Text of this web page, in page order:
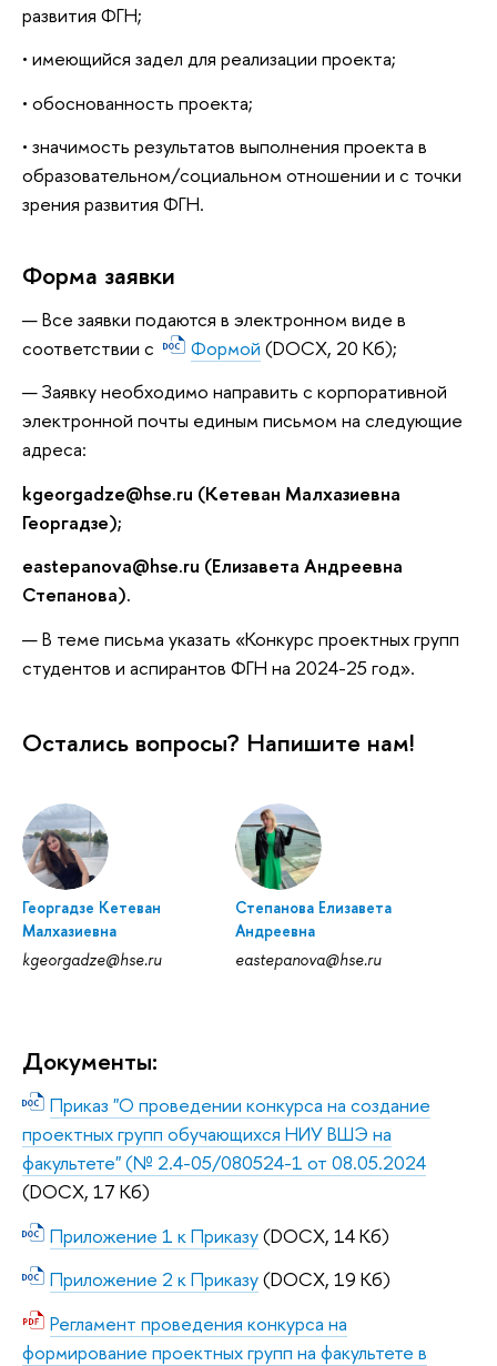
развития ФГН;
• имеющийся задел для реализации проекта;
• обоснованность проекта;
• значимость результатов выполнения проекта в
образовательном/социальном отношении и с точки
зрения развития ФГН.
Форма заявки
Все заявки подаются в электронном виде в
соответствии с
Формой (DOCX, 20 Кб);
Заявку необходимо направить с корпоративной
электронной почты единым письмом на следующие
адреса:
kgeorgadze@hse.ru (Кетеван Малхазиевна
Георгадзе);
eastepanova@hse.ru (Елизавета Андреевна
Степанова).
В теме письма указать «Конкурс проектных групп
студентов и аспирантов ФГН на 2024-25 год».
Остались вопросы? Напишите нам!
Георгадзе Кетеван
Малхазиевна
kgeorgadze@hse.ru
Степанова Елизавета
Андреевна
eastepanova@hse.ru
Документы:
Приказ "О проведении конкурса на создание
проектных групп обучающихся НИУ ВШЭ на
факультете" (№ 2.4-05/080524-1 от 08.05.2024
(DOCX, 17 Кб)
Приложение 1 к Приказу(DOCX, 14 Кб)
Приложение 2 к Приказу(DOCX, 19 Кб)
Регламент проведения конкурса на
формирование проектных групп на факультете в